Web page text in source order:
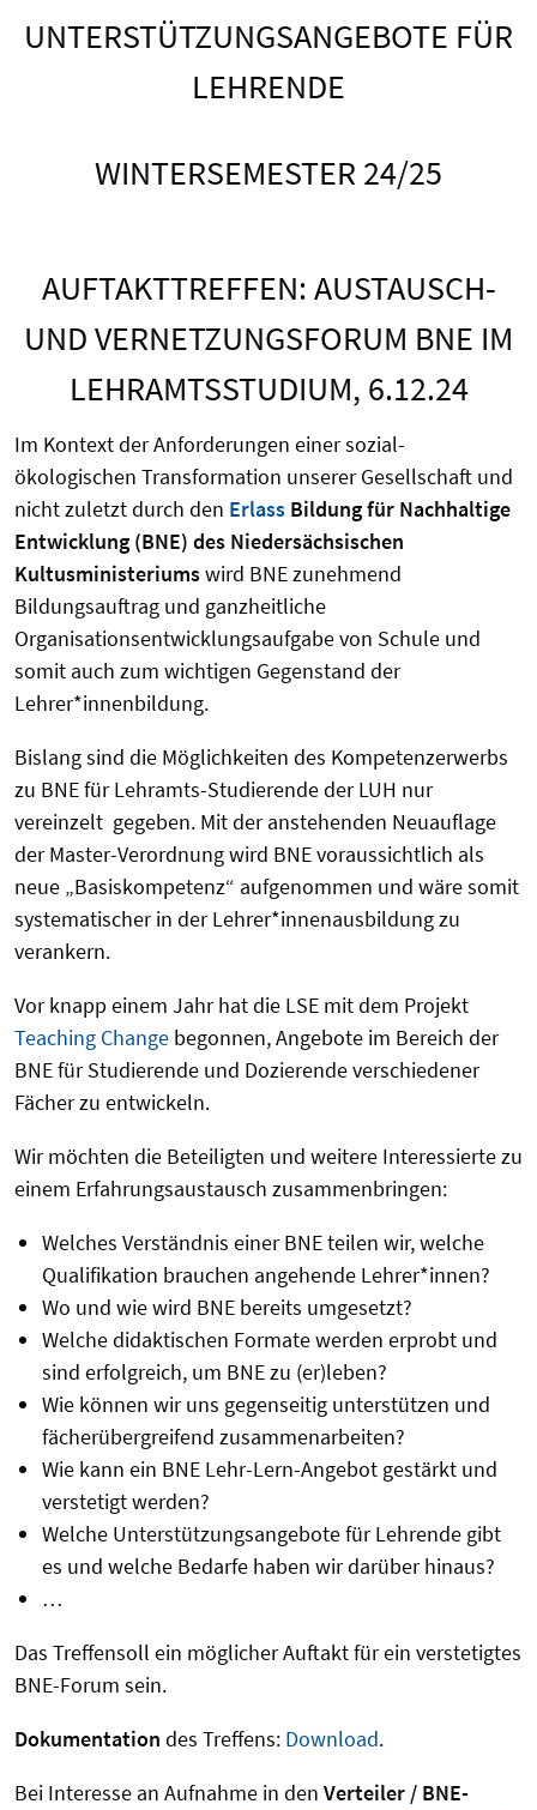
UNTERSTÜTZUNGSANGEBOTE FÜR
LEHRENDE
WINTERSEMESTER 24/25
AUFTAKTTREFFEN: AUSTAUSCH-
UND VERNETZUNGSFORUM BNE IM
LEHRAMTSSTUDIUM, 6.12.24
Im Kontext der Anforderungen einer sozial-
ökologischen Transformation unserer Gesellschaft und
nicht zuletzt durch den Erlass Bildung für Nachhaltige
Entwicklung (BNE) des Niedersächsischen
Kultusministeriumswird BNE zunehmend
Bildungsauftrag und ganzheitliche
Organisationsentwicklungsaufgabe von Schule und
somit auch zum wichtigen Gegenstand der
Lehrer*innenbildung.
Bislang sind die Möglichkeiten des Kompetenzerwerbs
zu BNE für Lehramts-Studierende der LUH nur
vereinzelt gegeben. Mit der anstehenden Neuauflage
der Master-Verordnung wird BNE voraussichtlich als
neue „Basiskompetenz“ aufgenommen und wäre somit
systematischer in der Lehrer*innenausbildung zu
verankern.
Vor knapp einem Jahr hat die LSE mit dem Projekt
Teaching Change begonnen, Angebote im Bereich der
BNE für Studierende und Dozierende verschiedener
Fächer zu entwickeln.
Wir möchten die Beteiligten und weitere Interessierte zu
einem Erfahrungsaustausch zusammenbringen:
Welches Verständnis einer BNE teilen wir, welche
Qualifikation brauchen angehende Lehrer*innen?
Wo und wie wird BNE bereits umgesetzt?
Welche didaktischen Formate werden erprobt und
sind erfolgreich, um BNE zu (er)leben?
Wie können wir uns gegenseitig unterstützen und
fächerübergreifend zusammenarbeiten?
Wie kann ein BNE Lehr-Lern-Angebot gestärkt und
verstetigt werden?
Welche Unterstützungsangebote für Lehrende gibt
es und welche Bedarfe haben wir darüber hinaus?
…
Das Treffensoll ein möglicher Auftakt für ein verstetigtes
BNE-Forum sein.
Dokumentation des Treffens: Download.
Bei Interesse an Aufnahme in den Verteiler / BNE-